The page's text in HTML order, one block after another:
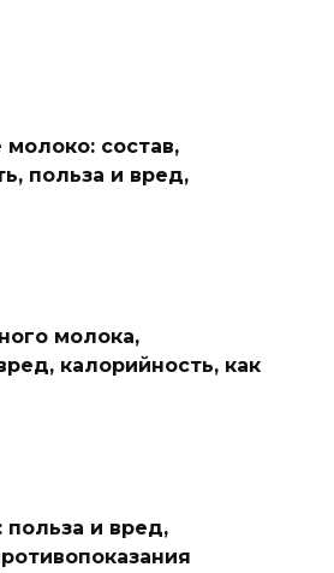
состав,
польза и вред,
молока,
калорийность, как
и вред,